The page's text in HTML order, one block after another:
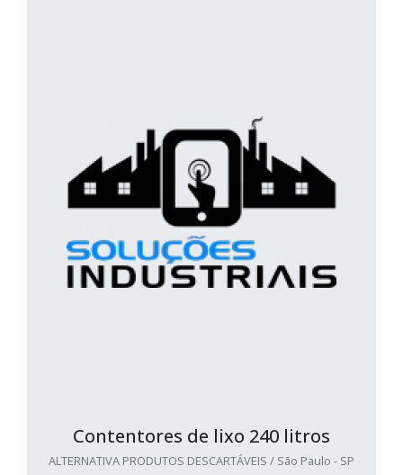
Contentores de lixo 240 litros
ALTERNATIVA PRODUTOS DESCARTÁVEIS / São Paulo - SP